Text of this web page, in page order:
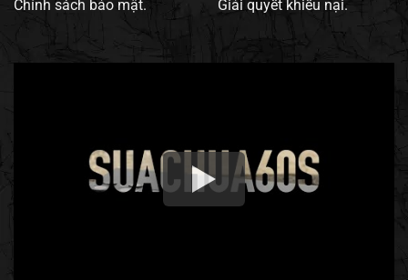
Chính sách bảo mật. Giải quyết khiếu nại.